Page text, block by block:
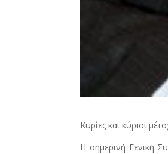
Κυρίες και κύριοι
Η σημερινή Γενική